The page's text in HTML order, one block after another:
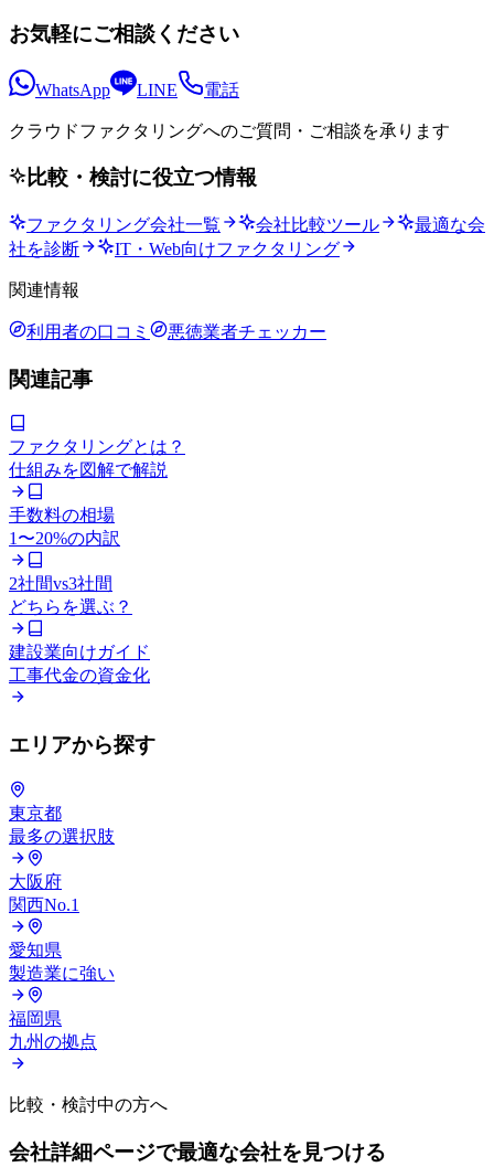
お気軽にご相談ください
WhatsApp LINE 電話
クラウドファクタリングへのご質問・ご相談を承ります
比較・検討に役立つ情報
ファクタリング会社一覧 会社比較ツール
最適な会
社を診断
IT・Web向けファクタリング
関連情報
利用者の口コミ 悪徳業者チェッカー
関連記事
ファクタリングとは？
仕組みを図解で解説
手数料の相場
1〜20%の内訳
2社間vs3社間
どちらを選ぶ？
建設業向けガイド
工事代金の資金化
エリアから探す
東京都
最多の選択肢
大阪府
関西No.1
愛知県
製造業に強い
福岡県
九州の拠点
比較・検討中の方へ
会社詳細ページで最適な会社を見つける